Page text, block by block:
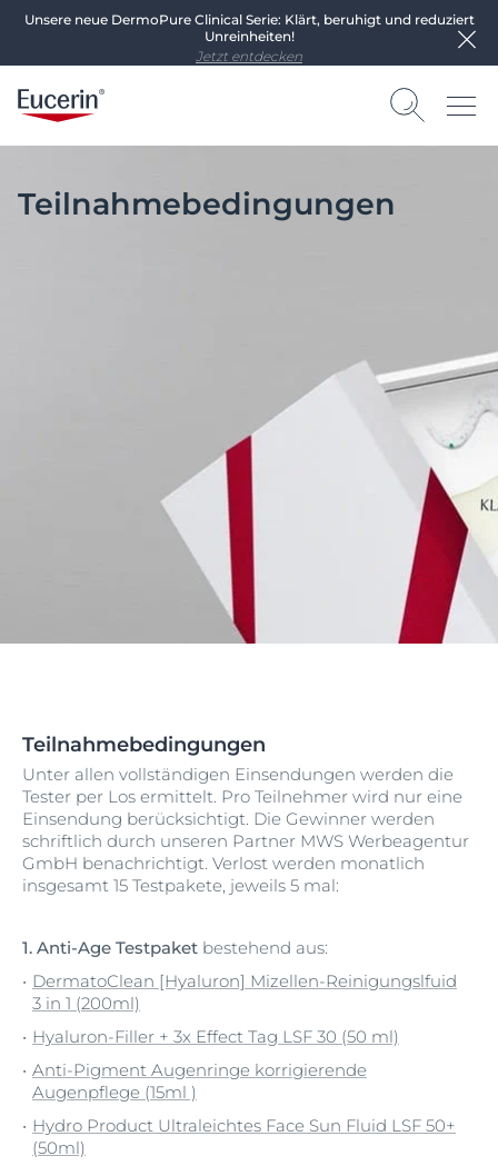
Unsere neue DermoPure Clinical Serie: Klärt, beruhigt und reduziert
Unreinheiten!
Jetzt entdecken
Teilnahmebedingungen
Teilnahmebedingungen
Unter allen vollständigen Einsendungen werden die
Tester per Los ermittelt. Pro Teilnehmer wird nur eine
Einsendung berücksichtigt. Die Gewinner werden
schriftlich durch unseren Partner MWS Werbeagentur
GmbH benachrichtigt. Verlost werden monatlich
insgesamt 15 Testpakete, jeweils 5 mal:
1. Anti-Age Testpaket bestehend aus:
DermatoClean [Hyaluron] Mizellen-Reinigungslfuid
3 in 1 (200ml)
Hyaluron-Filler + 3x Effect Tag LSF 30 (50 ml)
Anti-Pigment Augenringe korrigierende
Augenpflege (15ml )
Hydro Product Ultraleichtes Face Sun Fluid LSF 50+
(50ml)